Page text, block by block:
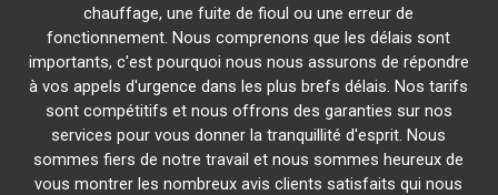
chauffage, une fuite de fioul ou une erreur de
fonctionnement. Nous comprenons que les délais sont
importants, c'est pourquoi nous nous assurons de répondre
à vos appels d'urgence dans les plus brefs délais. Nos tarifs
sont compétitifs et nous offrons des garanties sur nos
services pour vous donner la tranquillité d'esprit. Nous
sommes fiers de notre travail et nous sommes heureux de
vous montrer les nombreux avis clients satisfaits qui nous